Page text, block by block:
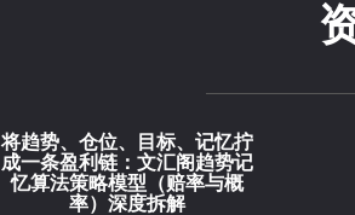
将趋势、仓位、目标、记忆拧
成一条盈利链：文汇阁趋势记
忆算法策略模型（赔率与概
率）深度拆解